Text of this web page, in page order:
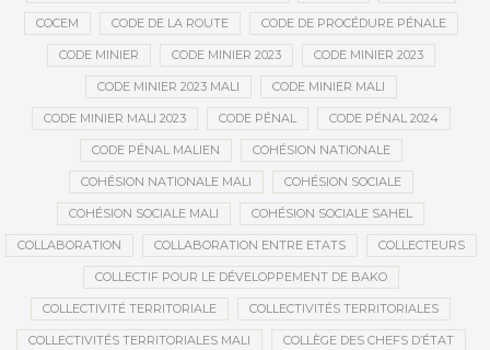
COCEM CODE DE LA ROUTE CODE DE PROCÉDURE PÉNALE
CODE MINIER CODE MINIER 2023 CODE MINIER 2023
CODE MINIER 2023 MALI CODE MINIER MALI
CODE MINIER MALI 2023 CODE PÉNAL CODE PÉNAL 2024
CODE PÉNAL MALIEN COHÉSION NATIONALE
COHÉSION NATIONALE MALI COHÉSION SOCIALE
COHÉSION SOCIALE MALI COHÉSION SOCIALE SAHEL
COLLABORATION COLLABORATION ENTRE ETATS COLLECTEURS
COLLECTIF POUR LE DÉVELOPPEMENT DE BAKO
COLLECTIVITÉ TERRITORIALE COLLECTIVITÉS TERRITORIALES
COLLECTIVITÉS TERRITORIALES MALI COLLÈGE DES CHEFS D’ÉTAT